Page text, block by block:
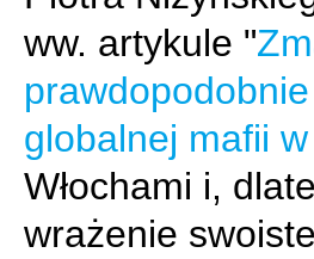
ww. artykule "
globalnej mafii
Włochami i,
wrażenie